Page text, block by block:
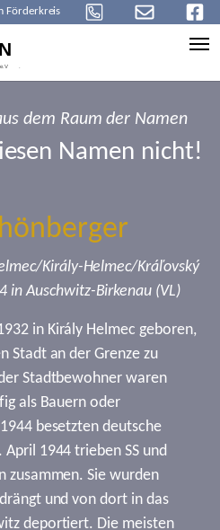
Förderkreis
dem Raum der Namen
Namen nicht!
Király-Helmec/Kráľovský
in Auschwitz-Birkenau (VL)
in Király Helmec geboren,
Stadt an der Grenze zu
Stadtbewohner waren
als Bauern oder
besetzten deutsche
1944 trieben SS und
zusammen. Sie wurden
und von dort in das
deportiert. Die meisten